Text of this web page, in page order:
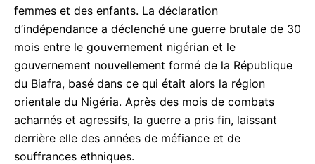
Messenger
femmes et des enfants. La déclaration
d’indépendance a déclenché une guerre brutale de 30
mois entre le gouvernement nigérian et le
gouvernement nouvellement formé de la République
du Biafra, basé dans ce qui était alors la région
orientale du Nigéria. Après des mois de combats
acharnés et agressifs, la guerre a pris fin, laissant
derrière elle des années de méfiance et de
souffrances ethniques.